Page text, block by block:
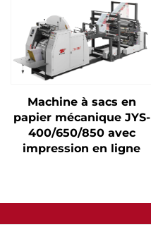
Machine à sacs en
papier mécanique JYS-
400/650/850 avec
impression en ligne